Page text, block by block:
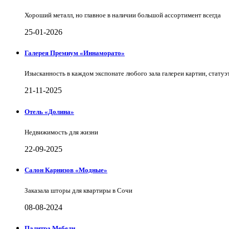
Хороший металл, но главное в наличии большой ассортимент всегда
25-01-2026
Галерея Премиум «Иннаморато»
Изысканность в каждом экспонате любого зала галереи картин,
21-11-2025
Отель «Долина»
Недвижимость для жизни
22-09-2025
Салон Карнизов «Модные»
Заказала шторы для квартиры в Сочи
08-08-2024